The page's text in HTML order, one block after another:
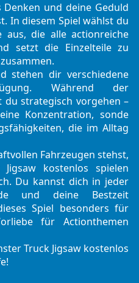
und deine Geduld
In diesem Spiel wählst du
aus, die alle actionreiche
setzt die Einzelteile zu
stehen dir verschiedene
Während der
du strategisch vorgehen –
Konzentration, sonde
die im Alltag
Fahrzeugen stehst,
kostenlos spielen
Du kannst dich in jeder
und deine Bestzeit
Spiel besonders für
für Actionthemen
Truck Jigsaw kostenlos